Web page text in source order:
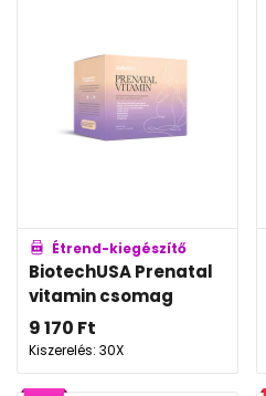
Étrend-kiegészítő
BiotechUSA Prenatal
vitamin csomag
9 170 Ft
Kiszerelés: 30X